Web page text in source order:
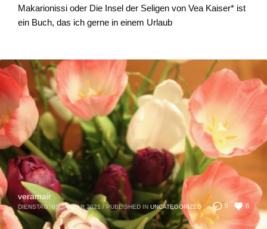
Makarionissi oder Die Insel der Seligen von Vea Kaiser* ist
ein Buch, das ich gerne in einem Urlaub
0 6
veramair
DIENSTAG, 05 JANUAR 2021 / PUBLISHED IN UNCATEGORIZED